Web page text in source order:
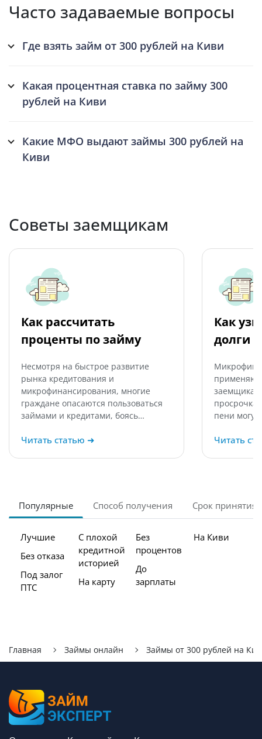
Часто задаваемые вопросы
Где взять займ от 300 рублей на Киви
Какая процентная ставка по займу 300
рублей на Киви
Какие МФО выдают займы 300 рублей на
Киви
Советы заемщикам
Как рассчитать
проценты по займу
Несмотря на быстрое развитие
рынка кредитования и
микрофинансирования, многие
граждане опасаются пользоваться
займами и кредитами, боясь…
Читать статью ➜
Как
долги
применяют
пени
Читать
Популярные Способ получения Срок принятия
Лучшие
Без отказа
Под залог
ПТС
С плохой
кредитной
историей
На карту
Без
процентов
До
зарплаты
На Киви
Главная Займы онлайн Займы от 300 рублей на